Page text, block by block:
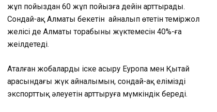
жұп пойыздан 60 жұп пойызға дейін арттырады.
Сондай-ақ Алматы бекетін айналып өтетін теміржол
желісі де Алматы торабының жүктемесін 40%-ға
жеңілдетеді.
Аталған жобаларды іске асыру Еуропа мен Қытай
арасындағы жүк айналымын, сондай-ақ еліміздің
экспорттық әлеуетін арттыруға мүмкіндік береді.